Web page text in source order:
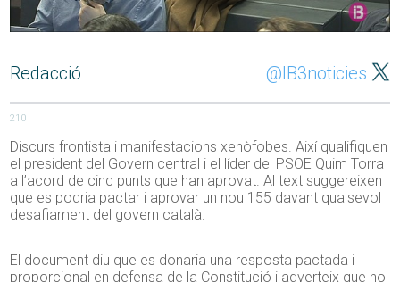
Redacció @IB3noticies
210
Discurs frontista i manifestacions xenòfobes. Així qualifiquen
el president del Govern central i el líder del PSOE Quim Torra
a l’acord de cinc punts que han aprovat. Al text suggereixen
que es podria pactar i aprovar un nou 155 davant qualsevol
desafiament del govern català.
El document diu que es donaria una resposta pactada i
proporcional en defensa de la Constitució i adverteix que no